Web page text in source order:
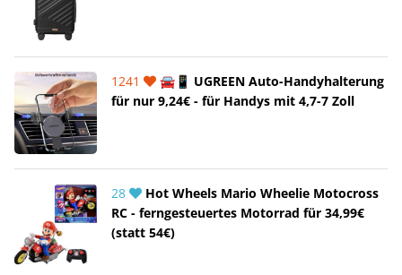
1241
🚘📱 UGREEN Auto-Handyhalterung
für nur 9,24€ - für Handys mit 4,7-7 Zoll
28
Hot Wheels Mario Wheelie Motocross
RC - ferngesteuertes Motorrad für 34,99€
(statt 54€)